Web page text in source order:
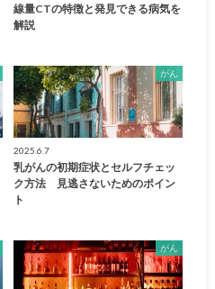
線量CTの特徴と発見できる病気を
解説
がん
2025.6.7
乳がんの初期症状とセルフチェッ
ク方法 見逃さないためのポイン
ト
がん